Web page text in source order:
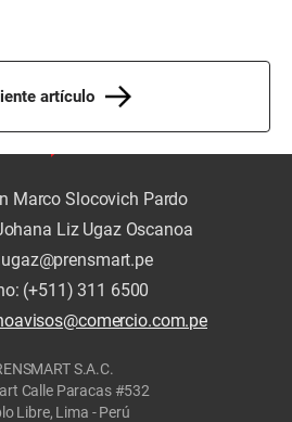
artículo
Marco Slocovich Pardo
Liz Ugaz Oscanoa
(+511) 311 6500
S.A.C.
Calle Paracas #532
Libre, Lima - Perú